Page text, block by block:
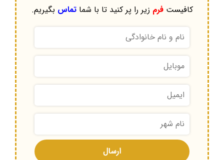
کافیستفرم زیر را پر کنید تا با شماتماس بگیریم.